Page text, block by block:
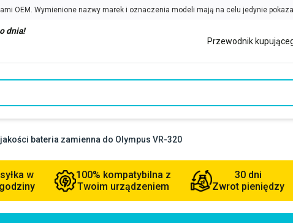
dnia!
Przewodnik
bateria zamienna do Olympus VR-320
w
100% kompatybilna z
Twoim urządzeniem
30 dni
Zwrot pieniędzy